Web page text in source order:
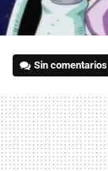
Sin comentarios